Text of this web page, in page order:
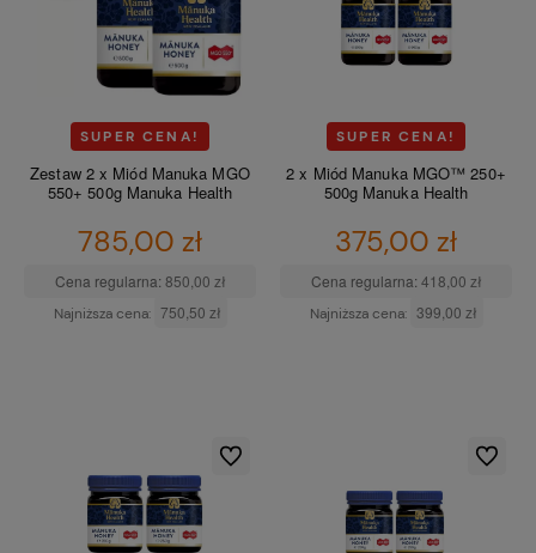
SUPER CENA!
Zestaw 2 x Miód Manuka MGO
550+ 500g Manuka Health
785,00 zł
Cena regularna: 850,00 zł
Najniższa cena: 750,50 zł
SUPER CENA!
2 x Miód Manuka MGO™ 250+
500g Manuka Health
375,00 zł
Cena regularna: 418,00 zł
Najniższa cena: 399,00 zł
Do ulubionych Do